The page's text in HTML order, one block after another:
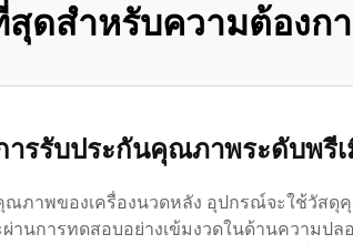
ดสำหรับความต้องก
ารรับประกันคุณภาพระดับพรี
าพของเครื่องนวดหลัง อุปกรณ์จะใช้วัสดุ
านการทดสอบอย่างเข้มงวดในด้านความ